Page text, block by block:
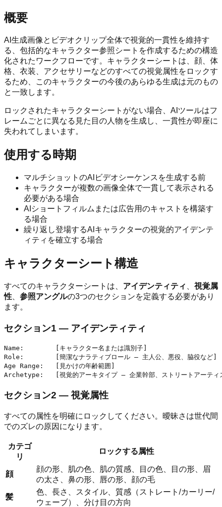
概要
AI生成画像とビデオクリップ全体で視覚的一貫性を維持す
る、包括的なキャラクター参照シートを作成するための構造
化されたワークフローです。キャラクターシートは、顔、体
格、衣装、アクセサリーなどのすべての視覚属性をロックす
るため、このキャラクターの今後のあらゆる生成は元のもの
と一致します。
ロックされたキャラクターシートがない場合、AIツールはフ
レームごとに異なる見た目の人物を生成し、一貫性が即座に
失われてしまいます。
使用する時期
マルチショットのAIビデオシーケンスを生成する前
キャラクターが複数の画像全体で一貫して表示される
必要がある場合
AIショートフィルムまたは広告用のキャストを構築す
る場合
繰り返し登場するAIキャラクターの視覚的アイデンテ
ィティを確立する場合
キャラクターシート構造
すべてのキャラクターシートは、 アイデンティティ
視覚属
性
参照アングルの3つのセクションを定義する必要があり
ます。
セクション1 — アイデンティティ
Name:        [キャラクター名または識別子]
Role:        [簡潔なナラティブロール — 主人公、悪役、脇役など]
Age Range:   [見かけの年齢範囲]
セクション2 — 視覚属性
すべての属性を明確にロックしてください。曖昧さは世代間
でのズレの原因になります。
カテゴ
リ
ロックする属性
顔
顔の形、肌の色、肌の質感、目の色、目の形、眉
の太さ、鼻の形、唇の形、顔の毛
髪
色、長さ、スタイル、質感（ストレート/カーリー/
ウェーブ）、分け目の方向